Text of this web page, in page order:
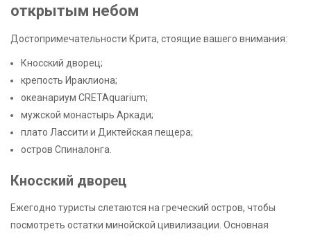
открытым небом
Достопримечательности Крита, стоящие вашего внимания:
Кносский дворец;
крепость Ираклиона;
океанариум CRETAquarium;
мужской монастырь Аркади;
плато Лассити и Диктейская пещера;
остров Спиналонга.
Кносский дворец
Ежегодно туристы слетаются на греческий остров, чтобы
посмотреть остатки минойской цивилизации. Основная